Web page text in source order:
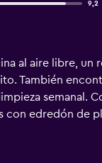
9,2
al aire libre,
También
con edredón de
Los baños
plana con